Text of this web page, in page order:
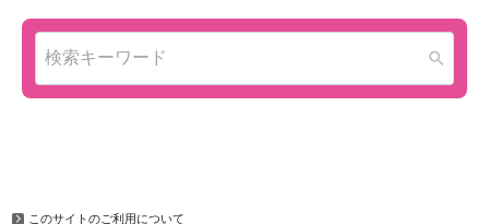
このサイトのご利用について